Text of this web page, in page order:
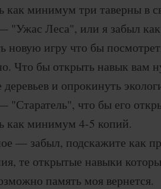
как минимум три таверны в
Леса", или я забыл как
новую игру что бы
Что бы открыть навык вам
и опрокинуть
что бы его
как минимум 4-5 копий.
— забыл, подскажите как
те открытые навыки
память моя вернется.